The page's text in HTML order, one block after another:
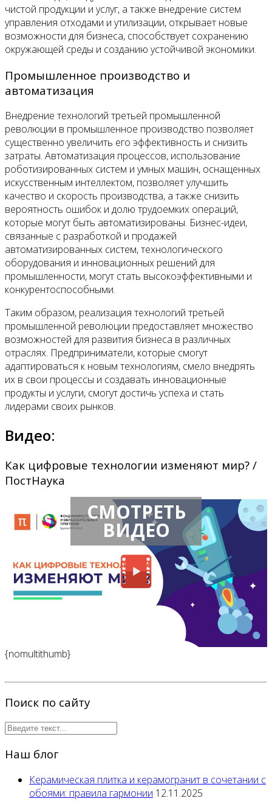
чистой продукции и услуг, а также внедрение систем
управления отходами и утилизации, открывает новые
возможности для бизнеса, способствует сохранению
окружающей среды и созданию устойчивой экономики.
Промышленное производство и
автоматизация
Внедрение технологий третьей промышленной
революции в промышленное производство позволяет
существенно увеличить его эффективность и снизить
затраты. Автоматизация процессов, использование
роботизированных систем и умных машин, оснащенных
искусственным интеллектом, позволяет улучшить
качество и скорость производства, а также снизить
вероятность ошибок и долю трудоемких операций,
которые могут быть автоматизированы. Бизнес-идеи,
связанные с разработкой и продажей
автоматизированных систем, технологического
оборудования и инновационных решений для
промышленности, могут стать высокоэффективными и
конкурентоспособными.
Таким образом, реализация технологий третьей
промышленной революции предоставляет множество
возможностей для развития бизнеса в различных
отраслях. Предприниматели, которые смогут
адаптироваться к новым технологиям, смело внедрять
их в свои процессы и создавать инновационные
продукты и услуги, смогут достичь успеха и стать
лидерами своих рынков.
Видео:
Как цифровые технологии изменяют мир? /
ПостНаука
СМОТРЕТЬ
ВИДЕО
{nomultithumb}
Поиск по сайту
Наш блог
Керамическая плитка и керамогранит в сочетании с
обоями: правила гармонии 12.11.2025